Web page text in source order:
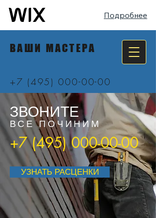
Подробнее